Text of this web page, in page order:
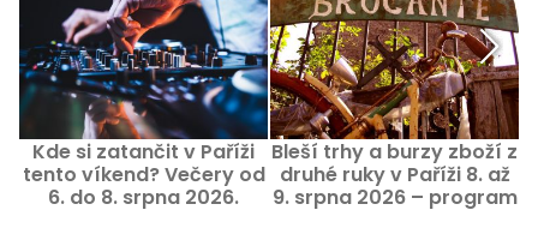
Kde si zatančit v Paříži
tento víkend? Večery od
6. do 8. srpna 2026.
Bleší trhy a burzy zboží z
druhé ruky v Paříži 8. až
9. srpna 2026 – program